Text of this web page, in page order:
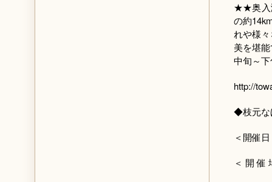
★★奥入
の約
れや様
美を堪
中旬～
http://
◆枝元な
＜開催
＜開